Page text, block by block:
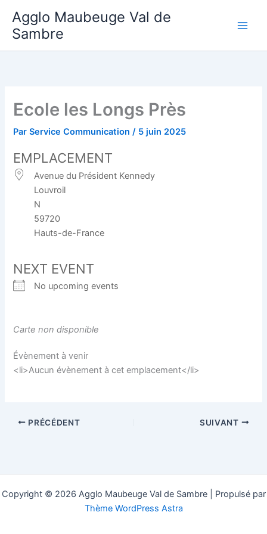
contenu
Agglo Maubeuge Val de
Sambre
Ecole les Longs Près
ParService Communication/ 5 juin 2025
EMPLACEMENT
Avenue du Président Kennedy
Louvroil
N
59720
Hauts-de-France
NEXT EVENT
No upcoming events
Carte non disponible
Évènement à venir
<li>Aucun évènement à cet emplacement</li>
PRÉCÉDENT SUIVANT
Copyright © 2026 Agglo Maubeuge Val de Sambre | Propulsé par
Thème WordPress Astra